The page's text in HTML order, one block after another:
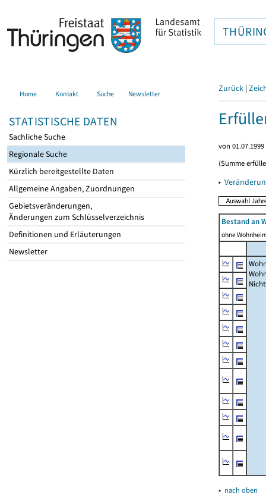
Home Kontakt Suche Newsletter
STATISTISCHE DATEN
Sachliche Suche
Regionale Suche
Kürzlich bereitgestellte Daten
Allgemeine Angaben, Zuordnungen
Gebietsveränderungen,
Änderungen zum Schlüsselverzeichnis
Definitionen und Erläuterungen
Newsletter
Zurück |
von
(Summe
▸
Bestand an
ohne
▴ nach oben